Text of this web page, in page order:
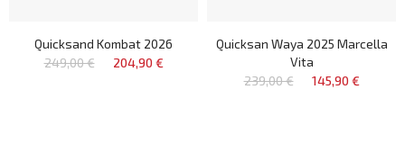
Quicksand Kombat 2026
249,00 €
204,90 €
Quicksan Waya 2025 Marcella
Vita
239,00 €
145,90 €